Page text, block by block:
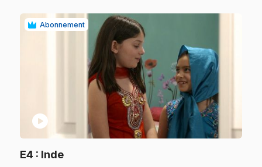
Abonnement
play_circle
E4 : Inde.